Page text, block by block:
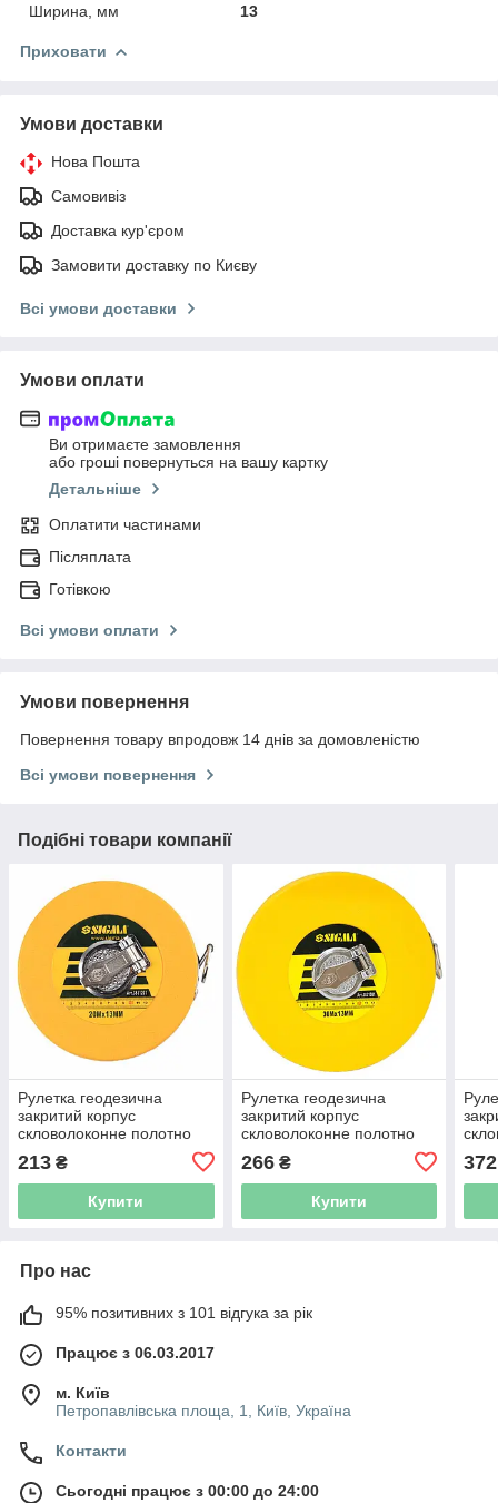
Ширина, мм
13
Приховати
Умови доставки
Нова Пошта
Самовивіз
Доставка кур'єром
Замовити доставку по Києву
Всі умови доставки
Умови оплати
Ви отримаєте замовлення
або гроші повернуться на вашу картку
Детальніше
Оплатити частинами
Післяплата
Готівкою
Всі умови оплати
Умови повернення
Повернення товару впродовж 14 днів за домовленістю
Всі умови повернення
Подібні товари компанії
Рулетка геодезична
закритий корпус
скловолоконне полотно
(3831201)
213 ₴
Купити
Рулетка геодезична
закритий корпус
скловолоконне полотно
(3831301)
266₴
Купити
372
Про нас
95% позитивних з 101 відгука за рік
Працює з 06.03.2017
м. Київ
Петропавлівська площа, 1, Київ, Україна
Контакти
Сьогодні працює з 00:00 до 24:00